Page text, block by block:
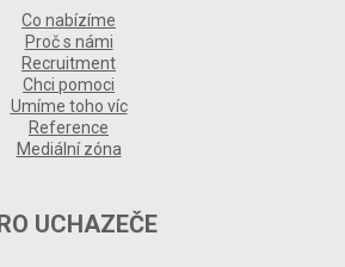
Co nabízíme
Proč s námi
Recruitment
Chci pomoci
Umíme toho víc
Reference
Mediální zóna
UCHAZEČE